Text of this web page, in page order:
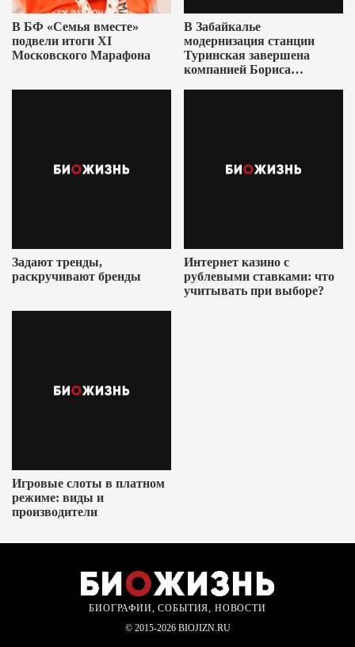
В БФ «Семья вместе»
подвели итоги XI
Московского Марафона
В Забайкалье
модернизация станции
Туринская завершена
компанией Бориса
Задают тренды,
раскручивают бренды
Интернет казино с
рублевыми ставками: что
учитывать при выборе?
Игровые слоты в платном
режиме: виды и
производители
БИОГРАФИИ, СОБЫТИЯ, НОВОСТИ
© 2015-2026 BIOJIZN.RU